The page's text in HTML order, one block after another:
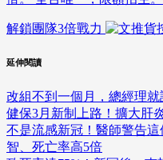
解鎖團隊3倍戰力
延伸閱讀
改組不到一個月，總經理
健保3月新制上路！擴大肝
不是流感新冠！醫師警告
智、死亡率高5倍